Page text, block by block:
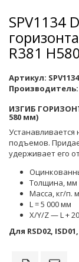
SPV1134
R381
Артикул: SPV1134
Производитель:
ИЗГИБ
580 мм)
Устанавливается
подъемов.
удерживает его
Толщина, мм
Масса, кг/п.
L = 5 000 мм
X/Y/Z — L +
Для RSD02,